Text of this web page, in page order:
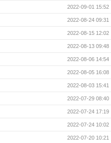
2022-09-01 15:52
2022-08-24 09:31
2022-08-15 12:02
2022-08-13 09:48
2022-08-06 14:54
2022-08-05 16:08
2022-08-03 15:41
2022-07-29 08:40
2022-07-24 17:19
2022-07-24 10:02
2022-07-20 10:21